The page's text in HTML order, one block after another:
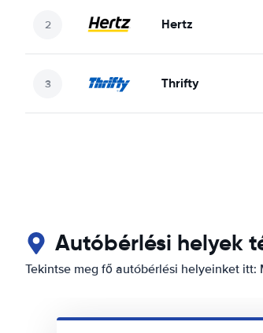
Hertz
Thrifty
Autóbérlési helyek
Tekintse meg fő autóbérlési helyeinket itt: